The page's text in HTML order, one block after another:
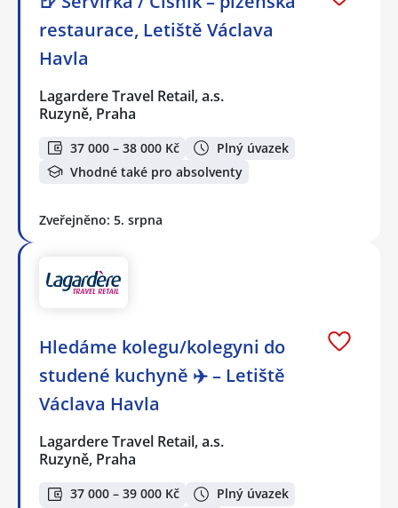
restaurace, Letiště Václava
Havla
Lagardere Travel Retail, a.s.
Ruzyně, Praha
37 000 – 38 000 Kč
Plný úvazek
Vhodné také pro absolventy
Zveřejněno: 5. srpna
Hledáme kolegu/kolegyni do
studené kuchyně ✈️ – Letiště
Václava Havla
Lagardere Travel Retail, a.s.
Ruzyně, Praha
37 000 – 39 000 Kč
Plný úvazek